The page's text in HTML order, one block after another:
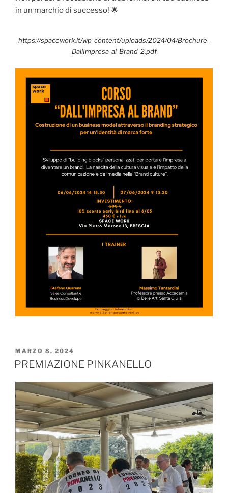
in un marchio di successo! 🌟
https://spacework.it/wp-content/uploads/2024/04/Brochure-
DallImpresa-al-Brand-2.pdf
MARZO 8, 2024
PREMIAZIONE PINKANELLO